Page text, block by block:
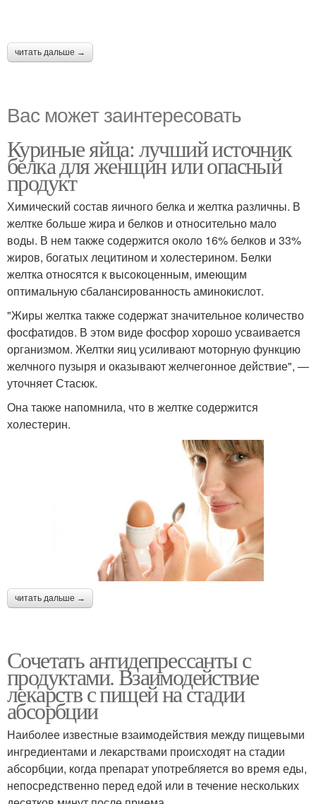
читать дальше →
Вас может заинтересовать
Куриные яйца: лучший источник
белка для женщин или опасный
продукт
Химический состав яичного белка и желтка различны. В
желтке больше жира и белков и относительно мало
воды. В нем также содержится около 16% белков и 33%
жиров, богатых лецитином и холестерином. Белки
желтка относятся к высокоценным, имеющим
оптимальную сбалансированность аминокислот.
"Жиры желтка также содержат значительное количество
фосфатидов. В этом виде фосфор хорошо усваивается
организмом. Желтки яиц усиливают моторную функцию
желчного пузыря и оказывают желчегонное действие", —
уточняет Стасюк.
Она также напомнила, что в желтке содержится
холестерин.
читать дальше →
Сочетать антидепрессанты с
продуктами. Взаимодействие
лекарств с пищей на стадии
абсорбции
Наиболее известные взаимодействия между пищевыми
ингредиентами и лекарствами происходят на стадии
абсорбции, когда препарат употребляется во время еды,
непосредственно перед едой или в течение нескольких